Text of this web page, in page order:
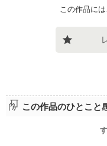
この作品に
この作品のひとこと